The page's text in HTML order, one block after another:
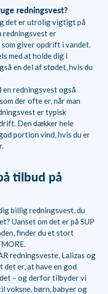
redningsvest?
det er utrolig vigtigt på
redningsvest er
giver opdrift i vandet.
med at holde dig i
en del af stødet, hvis du
redningsvest også
der ofte er, når man
er typisk
Den dækker hele
portion vind, hvis du er
tilbud på
billig redningsvest, du
Uanset om det er på SUP
finder du et stort
redningsveste, Lalizas og
er, at have en god
– og derfor tilbyder vi
voksne, børn, babyer og